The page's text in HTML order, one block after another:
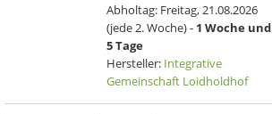
Abholtag: Freitag, 21.08.2026
(jede 2. Woche) - 1 Woche und
5 Tage
Hersteller: Integrative
Gemeinschaft Loidholdhof